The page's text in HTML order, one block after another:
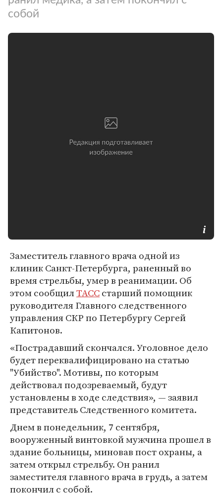
собой
Заместитель главного врача одной из
клиник Санкт-Петербурга, раненный во
время стрельбы, умер в реанимации. Об
этом сообщилТАССстарший помощник
руководителя Главного следственного
управления СКР по Петербургу Сергей
Капитонов.
«Пострадавший скончался. Уголовное дело
будет переквалифицировано на статью
"Убийство". Мотивы, по которым
действовал подозреваемый, будут
установлены в ходе следствия», — заявил
представитель Следственного комитета.
Днем в понедельник, 7 сентября,
вооруженный винтовкой мужчина прошел в
здание больницы, миновав пост охраны, а
затем открыл стрельбу. Он ранил
заместителя главного врача в грудь, а затем
покончил с собой.